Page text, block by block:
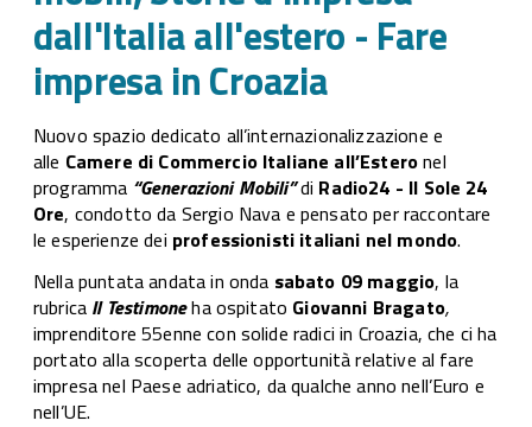
dall'Italia all'estero - Fare
impresa in Croazia
Nuovo spazio dedicato all’internazionalizzazione e
alle Camere di Commercio Italiane all’Esteronel
programma “Generazioni Mobili”di Radio24 - Il Sole 24
Ore, condotto da Sergio Nava e pensato per raccontare
le esperienze dei professionisti italiani nel mondo.
Nella puntata andata in onda sabato 09 maggio, la
rubrica Il Testimoneha ospitato Giovanni Bragato,
imprenditore 55enne con solide radici in Croazia, che ci ha
portato alla scoperta delle opportunità relative al fare
impresa nel Paese adriatico, da qualche anno nell’Euro e
nell’UE.